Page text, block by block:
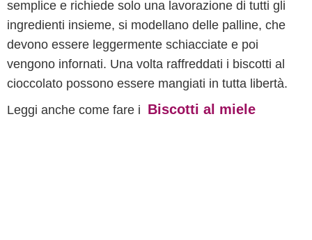
semplice e richiede solo una lavorazione di tutti gli
ingredienti insieme, si modellano delle palline, che
devono essere leggermente schiacciate e poi
vengono infornati. Una volta raffreddati i biscotti al
cioccolato possono essere mangiati in tutta libertà.
Leggi anche come fare i Biscotti al miele